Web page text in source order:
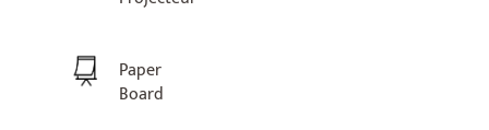
Paper
Board